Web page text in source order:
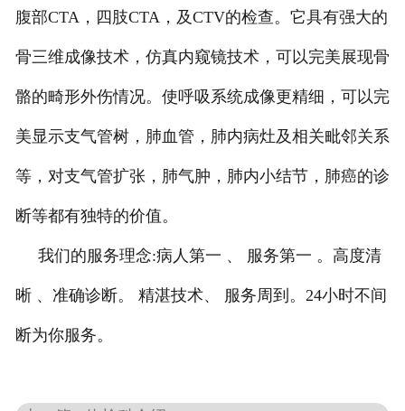
腹部CTA，四肢CTA，及CTV的检查。它具有强大的
骨三维成像技术，仿真内窥镜技术，可以完美展现骨
骼的畸形外伤情况。使呼吸系统成像更精细，可以完
美显示支气管树，肺血管，肺内病灶及相关毗邻关系
等，对支气管扩张，肺气肿，肺内小结节，肺癌的诊
断等都有独特的价值。
我们的服务理念:病人第一 、 服务第一 。高度清
晰 、准确诊断。 精湛技术、 服务周到。24小时不间
断为你服务。